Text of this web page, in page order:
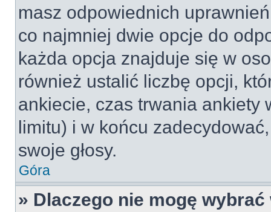
masz odpowiednich
co najmniej dwie opcje do
każda opcja znajduje się w
również ustalić liczbę opcji,
ankiecie, czas trwania ankiety
limitu) i w końcu
swoje głosy.
Góra
» Dlaczego nie mogę